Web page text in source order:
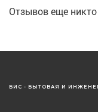
Отзывов еще никто
БИС - БЫТОВАЯ И